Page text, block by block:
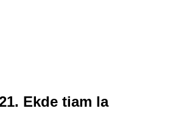
Ekde tiam la